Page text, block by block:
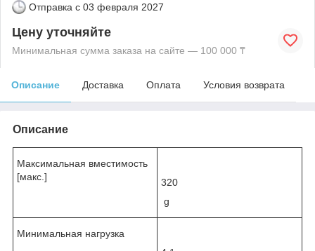
Отправка с 03 февраля 2027
Цену уточняйте
Минимальная сумма заказа на сайте — 100 000 ₸
Описание Доставка Оплата Условия возврата
Описание
Максимальная вместимость
[макс.]
320
g
Минимальная нагрузка